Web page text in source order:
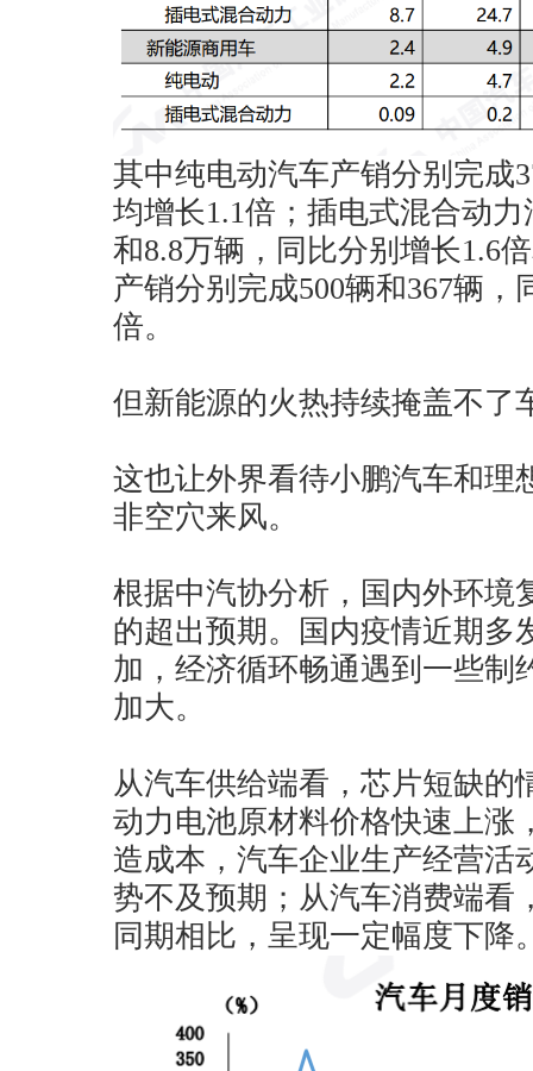
其中纯电动汽车产销分别完成
均增长1.1倍；插电式混合动
和8.8万辆，同比分别增长1.6
产销分别完成500辆和367辆，
倍。
但新能源的火热持续掩盖不了
这也让外界看待小鹏汽车和理
非空穴来风。
根据中汽协分析，国内外环境
的超出预期。国内疫情近期多
加，经济循环畅通遇到一些制
加大。
从汽车供给端看，芯片短缺的
动力电池原材料价格快速上涨
造成本，汽车企业生产经营活
势不及预期；从汽车消费端看
同期相比，呈现一定幅度下降